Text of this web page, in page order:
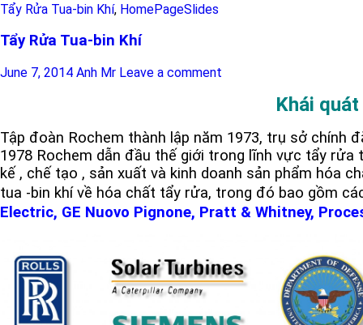
Tẩy Rửa Tua-bin Khí, HomePageSlides
Tẩy Rửa Tua-bin Khí
June 7, 2014 Anh Mr Leave a comment
Khái
Tập đoàn Rochem thành lập năm 1973, trụ sở chính
1978 Rochem dẫn đầu thế giới trong lĩnh vực tẩy rửa
kế , chế tạo , sản xuất và kinh doanh sản phẩm hóa
tua -bin khí về hóa chất tẩy rửa, trong đó bao gồm
Electric, GE Nuovo Pignone, Pratt & Whitney,